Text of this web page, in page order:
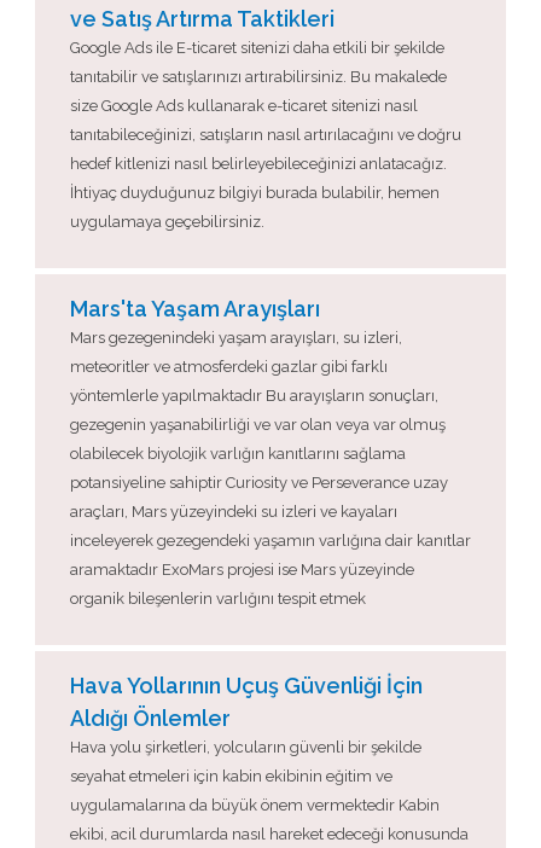
ve Satış Artırma Taktikleri
Google Ads ile E-ticaret sitenizi daha etkili bir şekilde
tanıtabilir ve satışlarınızı artırabilirsiniz. Bu makalede
size Google Ads kullanarak e-ticaret sitenizi nasıl
tanıtabileceğinizi, satışların nasıl artırılacağını ve doğru
hedef kitlenizi nasıl belirleyebileceğinizi anlatacağız.
İhtiyaç duyduğunuz bilgiyi burada bulabilir, hemen
uygulamaya geçebilirsiniz.
Mars'ta Yaşam Arayışları
Mars gezegenindeki yaşam arayışları, su izleri,
meteoritler ve atmosferdeki gazlar gibi farklı
yöntemlerle yapılmaktadır Bu arayışların sonuçları,
gezegenin yaşanabilirliği ve var olan veya var olmuş
olabilecek biyolojik varlığın kanıtlarını sağlama
potansiyeline sahiptir Curiosity ve Perseverance uzay
araçları, Mars yüzeyindeki su izleri ve kayaları
inceleyerek gezegendeki yaşamın varlığına dair kanıtlar
aramaktadır ExoMars projesi ise Mars yüzeyinde
organik bileşenlerin varlığını tespit etmek
Hava Yollarının Uçuş Güvenliği İçin
Aldığı Önlemler
Hava yolu şirketleri, yolcuların güvenli bir şekilde
seyahat etmeleri için kabin ekibinin eğitim ve
uygulamalarına da büyük önem vermektedir Kabin
ekibi, acil durumlarda nasıl hareket edeceği konusunda